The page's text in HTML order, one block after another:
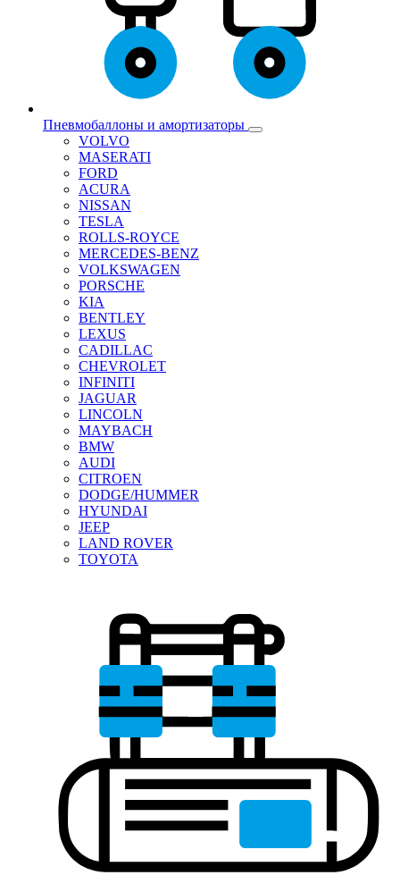
Пневмобаллоны и амортизаторы
VOLVO
MASERATI
FORD
ACURA
NISSAN
TESLA
ROLLS-ROYCE
MERCEDES-BENZ
VOLKSWAGEN
PORSCHE
KIA
BENTLEY
LEXUS
CADILLAC
CHEVROLET
INFINITI
JAGUAR
LINCOLN
MAYBACH
BMW
AUDI
CITROEN
DODGE/HUMMER
HYUNDAI
JEEP
LAND ROVER
TOYOTA